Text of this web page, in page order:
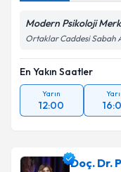
Modern Psikoloji
Ortaklar Caddesi Sabah
En Yakın Saatler
Yarın
12:00
Doç. Dr.